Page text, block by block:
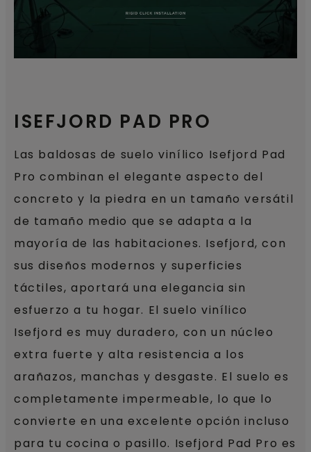
ISEFJORD PAD PRO
Las baldosas de suelo vinílico Isefjord Pad
Pro combinan el elegante aspecto del
concreto y la piedra en un tamaño versátil
de tamaño medio que se adapta a la
mayoría de las habitaciones. Isefjord, con
sus diseños modernos y superficies
táctiles, aportará una elegancia sin
esfuerzo a tu hogar. El suelo vinílico
Isefjord es muy duradero, con un núcleo
extra fuerte y alta resistencia a los
arañazos, manchas y desgaste. El suelo es
completamente impermeable, lo que lo
convierte en una excelente opción incluso
para tu cocina o pasillo. Isefjord Pad Pro es